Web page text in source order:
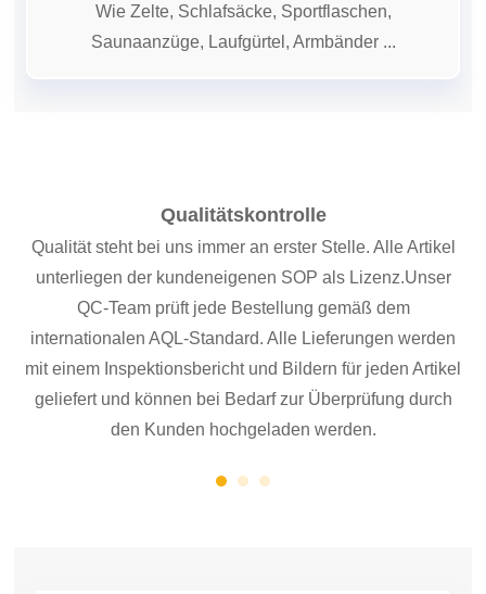
Wie Zelte, Schlafsäcke, Sportflaschen,
Saunaanzüge, Laufgürtel, Armbänder ...
Qualitätskontrolle
Qualität steht bei uns immer an erster Stelle. Alle Artikel
unterliegen der kundeneigenen SOP als Lizenz.Unser
QC-Team prüft jede Bestellung gemäß dem
internationalen AQL-Standard. Alle Lieferungen werden
mit einem Inspektionsbericht und Bildern für jeden Artikel
geliefert und können bei Bedarf zur Überprüfung durch
den Kunden hochgeladen werden.